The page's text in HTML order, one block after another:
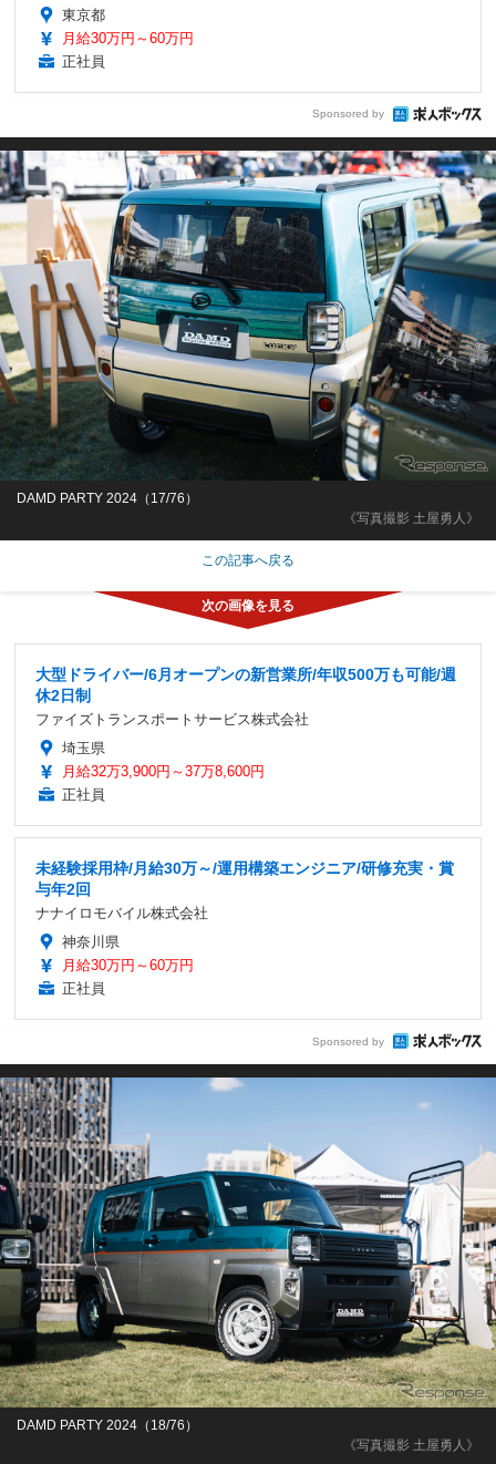
東京都
月給30万円～60万円
正社員
Sponsored by
《写真撮影 土屋勇人》
DAMD PARTY 2024（17/76）
この記事へ戻る
大型ドライバー/6月オープンの新営業所/年収500万も可能/週
休2日制
ファイズトランスポートサービス株式会社
埼玉県
月給32万3,900円～37万8,600円
正社員
未経験採用枠/月給30万～/運用構築エンジニア/研修充実・賞
与年2回
ナナイロモバイル株式会社
神奈川県
月給30万円～60万円
正社員
Sponsored by
《写真撮影 土屋勇人》
DAMD PARTY 2024（18/76）